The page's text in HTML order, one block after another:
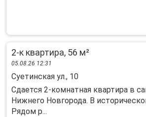
2-к квартира, 56 м²
05.08.26 12:31
Суетинская ул., 10
Сдается 2-комнатная квартира в
Нижнего Новгорода. В
Рядом р...